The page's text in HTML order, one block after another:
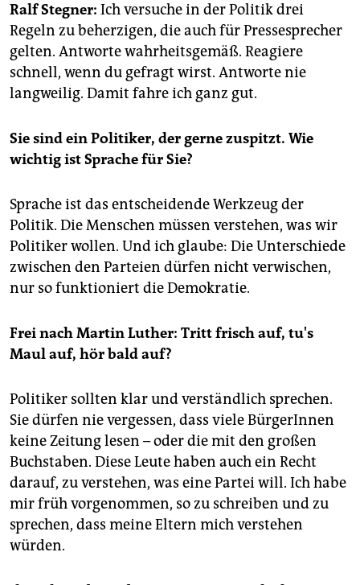
Ralf Stegner: Ich versuche in der Politik drei
Regeln zu beherzigen, die auch für Pressesprecher
gelten. Antworte wahrheitsgemäß. Reagiere
schnell, wenn du gefragt wirst. Antworte nie
langweilig. Damit fahre ich ganz gut.
Sie sind ein Politiker, der gerne zuspitzt. Wie
wichtig ist Sprache für Sie?
Sprache ist das entscheidende Werkzeug der
Politik. Die Menschen müssen verstehen, was wir
Politiker wollen. Und ich glaube: Die Unterschiede
zwischen den Parteien dürfen nicht verwischen,
nur so funktioniert die Demokratie.
Frei nach Martin Luther: Tritt frisch auf, tu's
Maul auf, hör bald auf?
Politiker sollten klar und verständlich sprechen.
Sie dürfen nie vergessen, dass viele BürgerInnen
keine Zeitung lesen – oder die mit den großen
Buchstaben. Diese Leute haben auch ein Recht
darauf, zu verstehen, was eine Partei will. Ich habe
mir früh vorgenommen, so zu schreiben und zu
sprechen, dass meine Eltern mich verstehen
würden.